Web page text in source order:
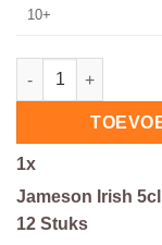
10+
Jameson Irish 5cl
1x
Jameson Irish
12 Stuks